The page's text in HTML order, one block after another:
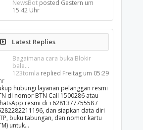
NewsBot posted Gestern um
15:42 Uhr
Latest Replies
Bagaimana cara buka Blokir
bale...
123tomla replied Freitag um 05:29
hubungi layanan pelanggan resmi
di nomor BTN Call 1500286 atau
resmi di +628137775558 /
dan siapkan data diri
buku tabungan, dan nomor kartu
untuk…